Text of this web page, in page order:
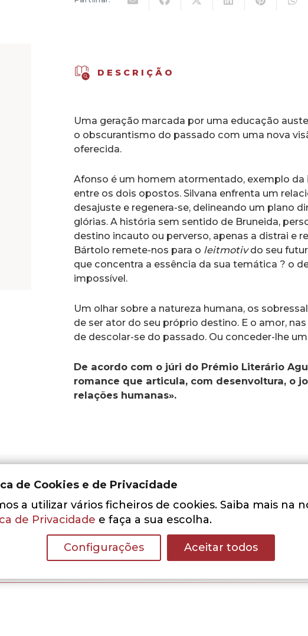
DESCRIÇÃO
Uma geração marcada por uma educação
o obscurantismo do passado com uma nova
oferecida.
Afonso é um homem atormentado, exemplo
entre os dois opostos. Silvana enfrenta um
desajuste e regenera-se, delineando um plano
glórias. A história sem sentido de Bruneida,
destino incauto ou perverso, apenas a distrai e
Bártolo remete-nos para o leitmotivdo seu
que concentra a essência da sua temática ? o
impossível.
Um olhar sobre a natureza humana, os
de ser ator do seu próprio destino. E o amor,
de descolar-se do passado. Ou conceder-lhe
De acordo com o júri do Prémio Literário
romance que articula, com desenvoltura, o
relações humanas».
Adicionar aos Favoritos
de Cookies e de Privacidade
a utilizar vários ficheiros de cookies. Saiba mais na
de Privacidade e faça a sua escolha.
Configurações Aceitar todos